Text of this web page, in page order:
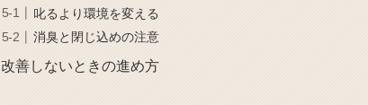
叱るより環境を変える
消臭と閉じ込めの注意
改善しないときの進め方